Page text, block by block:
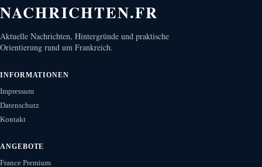
NACHRICHTEN.FR
Aktuelle Nachrichten, Hintergründe und praktische
Orientierung rund um Frankreich.
INFORMATIONEN
Impressum
Datenschutz
Kontakt
ANGEBOTE
France Premium